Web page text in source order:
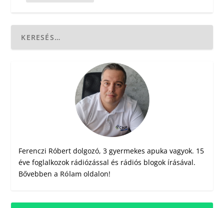
Ferenczi Róbert dolgozó, 3 gyermekes apuka vagyok. 15
éve foglalkozok rádiózással és rádiós blogok írásával.
Bővebben a Rólam oldalon!